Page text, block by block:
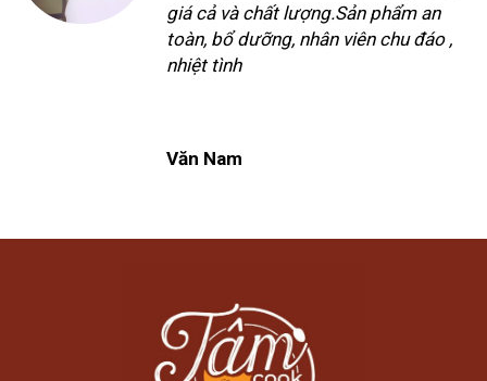
giá cả và chất lượng.Sản phẩm an
toàn, bổ dưỡng, nhân viên chu đáo ,
nhiệt tình
Văn Nam